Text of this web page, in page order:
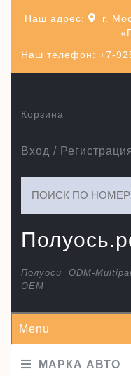
Наш телефон: +7-
Наш адрес:
г.
Полуоси ODM-
ОЕМ
Вход /
Корзина
Menu
МАРКА АВТО